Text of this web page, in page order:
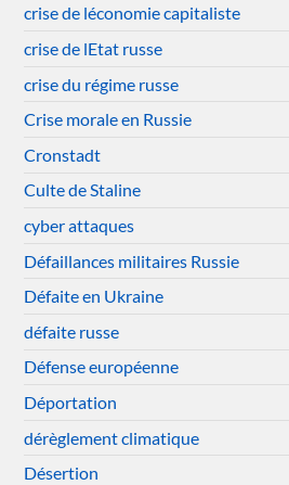
crise de léconomie capitaliste
crise de lEtat russe
crise du régime russe
Crise morale en Russie
Cronstadt
Culte de Staline
cyber attaques
Défaillances militaires Russie
Défaite en Ukraine
défaite russe
Défense européenne
Déportation
dérèglement climatique
Désertion